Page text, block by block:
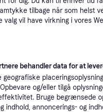
tilbage når som helst
valg vil have virkning i vores
behandler data for at
geografiske
og/eller tilgå
Bruge begrænsede
indhold, annoncerings- og